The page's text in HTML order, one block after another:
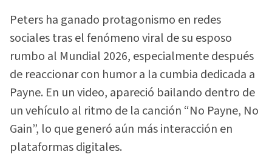
Peters ha ganado protagonismo en redes
sociales tras el fenómeno viral de su esposo
rumbo al Mundial 2026, especialmente después
de reaccionar con humor a la cumbia dedicada a
Payne. En un video, apareció bailando dentro de
un vehículo al ritmo de la canción “No Payne, No
Gain”, lo que generó aún más interacción en
plataformas digitales.